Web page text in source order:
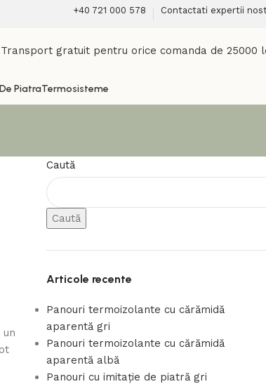
+40 721 000 578 Contactati expertii
Transport gratuit pentru orice comanda de 25000
PiatraTermosisteme
Caută
Caută
Articole recente
Panouri termoizolante cu cărămidă
aparentă gri
Panouri termoizolante cu cărămidă
aparentă albă
Panouri cu imitație de piatră gri